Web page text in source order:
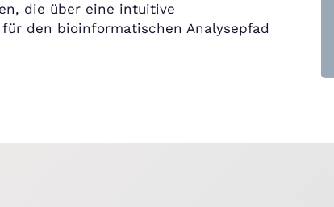
die über eine intuitive
den bioinformatischen Analysepfad